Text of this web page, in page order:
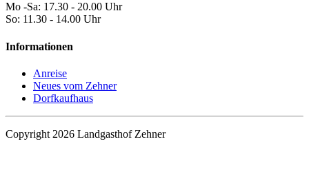
Mo -Sa: 17.30 - 20.00 Uhr
So: 11.30 - 14.00 Uhr
Informationen
Anreise
Neues vom Zehner
Dorfkaufhaus
Copyright 2026 Landgasthof Zehner